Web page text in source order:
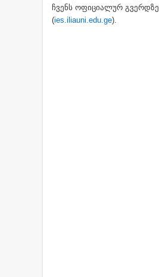
ჩვენს ოფიციალურ გვერდზე
(ies.iliauni.edu.ge).